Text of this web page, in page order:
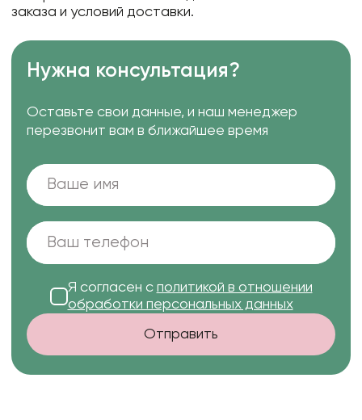
заказа и условий доставки.
Нужна консультация?
Оставьте свои данные, и наш менеджер
перезвонит вам в ближайшее время
Я согласен с политикой в отношении
обработки персональных данных
Отправить